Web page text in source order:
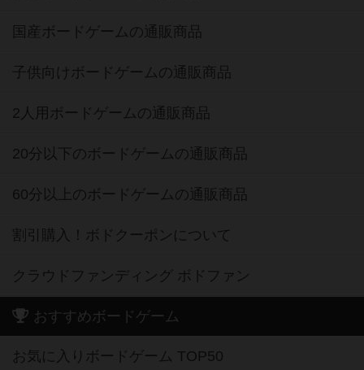
国産ボードゲームの通販商品
子供向けボードゲームの通販商品
2人用ボードゲームの通販商品
20分以下のボードゲームの通販商品
60分以上のボードゲームの通販商品
割引購入！ボドクーポンについて
クラウドファンディング ボドファン
おすすめボードゲーム
お気に入りボードゲーム TOP50